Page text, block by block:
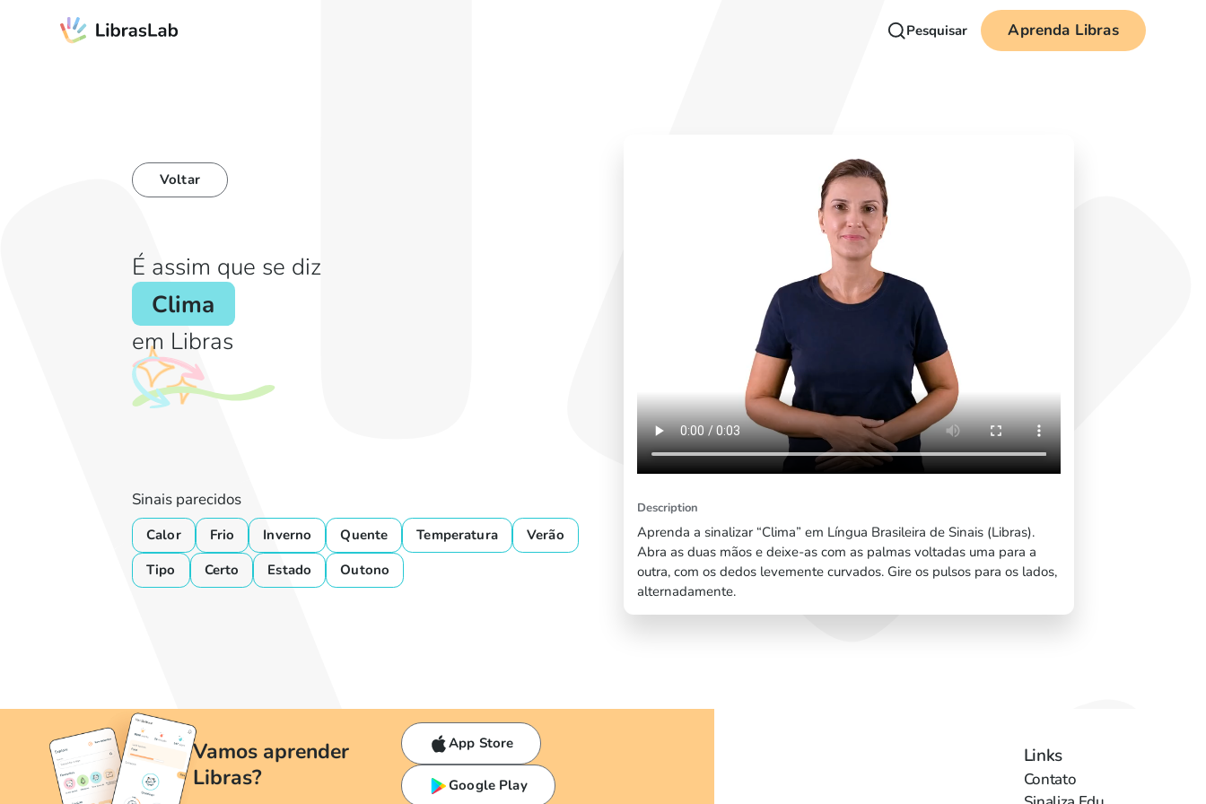
Pesquisar Aprenda Libras
Voltar
É assim que se diz
Clima
em Libras
Description
Aprenda a sinalizar “Clima” em Língua Brasileira de Sinais (Libras).
Abra as duas mãos e deixe-as com as palmas voltadas uma para a
outra, com os dedos levemente curvados. Gire os pulsos para os lados,
alternadamente.
Sinais parecidos
Calor Frio Inverno Quente Temperatura
Verão
Tipo
Certo Estado Outono
Vamos aprender
Libras?
App Store
Google Play
Links
Contato